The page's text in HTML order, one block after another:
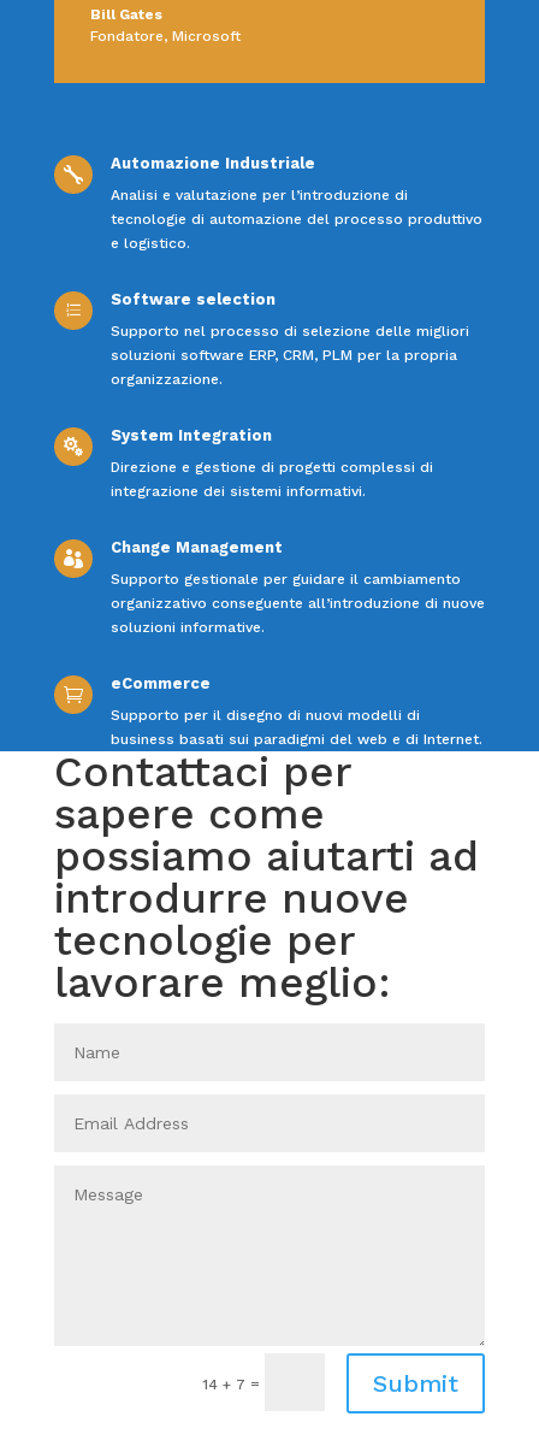
Bill Gates
Fondatore, Microsoft

Automazione Industriale
Analisi e valutazione per l’introduzione di
tecnologie di automazione del processo produttivo
e logistico.
e
Software selection
Supporto nel processo di selezione delle migliori
soluzioni software ERP, CRM, PLM per la propria
organizzazione.

System Integration
Direzione e gestione di progetti complessi di
integrazione dei sistemi informativi.

Change Management
Supporto gestionale per guidare il cambiamento
organizzativo conseguente all’introduzione di nuove
soluzioni informative.

eCommerce
Supporto per il disegno di nuovi modelli di
business basati sui paradigmi del web e di Internet.
Contattaci per
sapere come
possiamo aiutarti ad
introdurre nuove
tecnologie per
lavorare meglio:
14 + 7 = Submit